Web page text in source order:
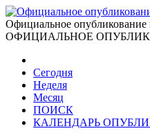
Официальное опубликование
ОФИЦИАЛЬНОЕ
Сегодня
Неделя
Месяц
ПОИСК
КАЛЕНДАРЬ